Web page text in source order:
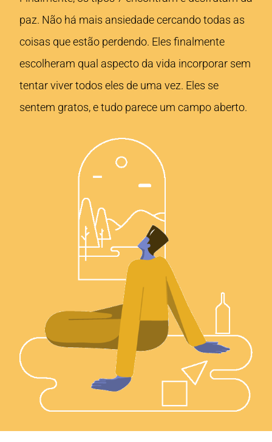
paz. Não há mais ansiedade cercando todas as
coisas que estão perdendo. Eles finalmente
escolheram qual aspecto da vida incorporar sem
tentar viver todos eles de uma vez. Eles se
sentem gratos, e tudo parece um campo aberto.